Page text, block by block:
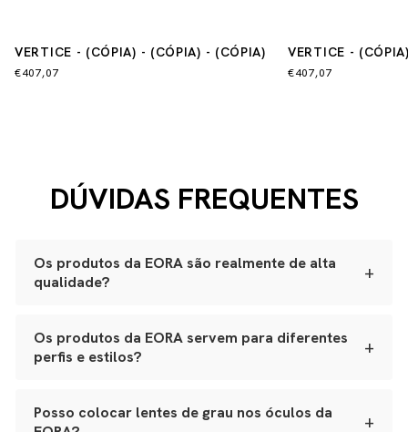
VERTICE - (CÓPIA) - (CÓPIA) - (CÓPIA)
€407,07
VERTICE -
€407,07
DÚVIDAS FREQUENTES
Os produtos da EORA são realmente de alta
qualidade?
+
artesanalmente em ateliês especializados.
Óculos:acetato Mazzucchelli italiano, lentes ZEISS
Bolsas e leather goods:couro natural selecionado,
estrutura reforçada e metais de alta qualidade.
Os produtos da EORA servem para diferentes
perfis e estilos?
+
rosto, e nossos leather goods possuem tamanhos
versáteis, da bolsa de festa ao porta-joias de viagem.
Posso colocar lentes de grau nos óculos da
+